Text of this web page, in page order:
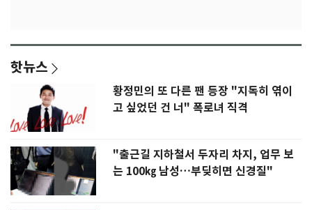
핫뉴스
황정민의 또 다른 팬 등장 "지독히 엮이
고 싶었던 건 너" 폭로녀 직격
"출근길 지하철서 두자리 차지, 업무 보
는 100㎏ 남성…부딪히면 신경질"